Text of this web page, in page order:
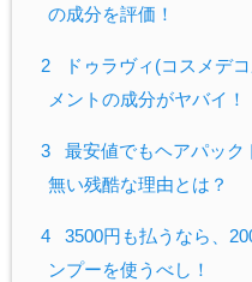
の成分を評価！
2
ドゥラヴィ(コスメデ
メントの成分がヤバイ！
3
最安値でもヘアパック
無い残酷な理由とは？
4
3500円も払うなら、
ンプーを使うべし！